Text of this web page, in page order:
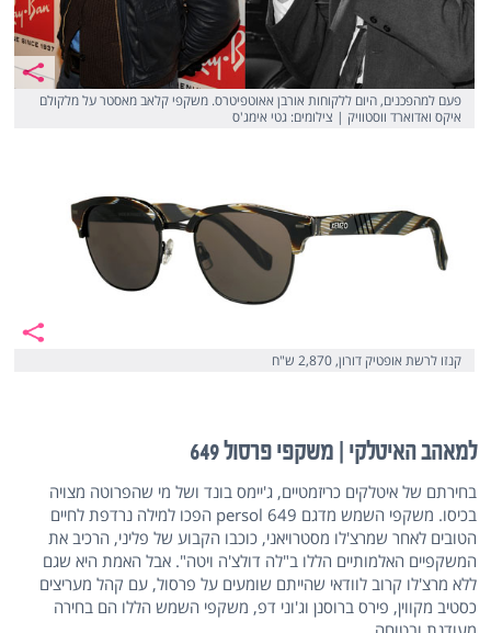
פעם למהפכנים, היום ללקוחות אורבן אאוטפיטרס. משקפי קלאב מאסטר על מלקולם
איקס ואדוארד ווסטוויק | צילומים: גטי אימג'ס
קנזו לרשת אופטיק דורון, 2,870 ש"ח
למאהב האיטלקי | משקפי פרסול 649
בחירתם של איטלקים כריזמטיים, ג'יימס בונד ושל מי שהפרוטה מצויה
בכיסו. משקפי השמש מדגם 649 persol הפכו למילה נרדפת לחיים
הטובים לאחר שמרצ'לו מסטרויאני, כוכבו הקבוע של פליני, הרכיב את
המשקפיים האלמותיים הללו ב"לה דולצ'ה ויטה". אבל האמת היא שגם
ללא מרצ'לו קרוב לוודאי שהייתם שומעים על פרסול, עם קהל מעריצים
כסטיב מקווין, פירס ברוסנן וג'וני דפ, משקפי השמש הללו הם בחירה